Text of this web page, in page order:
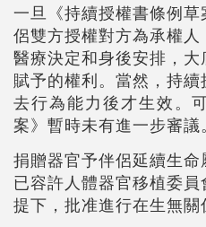
一旦《持續授權書條例
侶雙方授權對方為承權人
醫療決定和身後安排，大
賦予的權利。當然，持
去行為能力後才生效。
案》暫時未有進一步審議。
捐贈器官予伴侶延續生
已容許人體器官移植委
提下，批准進行在生無關